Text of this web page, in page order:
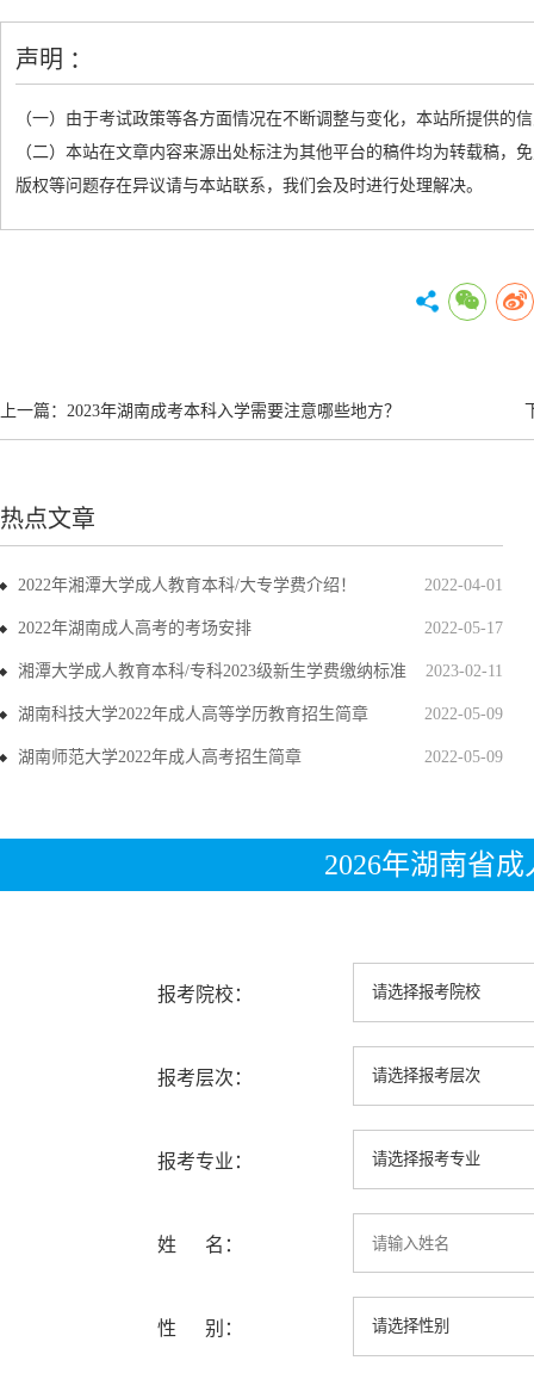
声明 ：
（一）由于考试政策等各方面情况在不断调整与变化，本站所提供的
（二）本站在文章内容来源出处标注为其他平台的稿件均为转载稿
版权等问题存在异议请与本站联系，我们会及时进行处理解决。
上一篇： 2023年湖南成考本科入学需要注意哪些地方？
热点文章
2022-04-01
2022年湘潭大学成人教育本科/大专学费介绍！
2022-05-17
2022年湖南成人高考的考场安排
2023-02-11
湘潭大学成人教育本科/专科2023级新生学费缴纳标准
2022-05-09
湖南科技大学2022年成人高等学历教育招生简章
2022-05-09
湖南师范大学2022年成人高考招生简章
2026年湖南省
报考院校：
报考层次：
报考专业：
姓 名：
性 别：